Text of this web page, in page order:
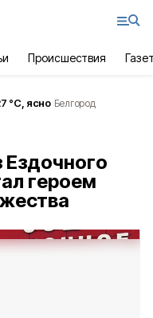
Происшествия
°С, ясно Белгород
героем